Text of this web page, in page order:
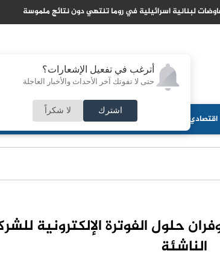
أترغب في تفعيل الإشعارات؟
حتى لا تفوتك آخر الأحداث والأخبار العاجلة
اشترك لا شكراً
لبنانية اسرائيلية في روما تنتهي دون نتائج ملموسة
اقتصادي منوعات ثقافة مجلس الأمة
حلول الفوترة الإلكترونية
الناشئة